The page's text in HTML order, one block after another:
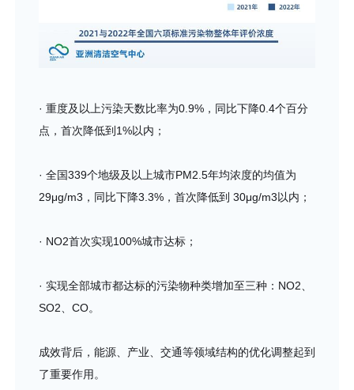
· 重度及以上污染天数比率为0.9%，同比下降0.4个百分
点，首次降低到1%以内；
· 全国339个地级及以上城市PM2.5年均浓度的均值为
29μg/m3，同比下降3.3%，首次降低到 30μg/m3以内；
· NO2首次实现100%城市达标；
· 实现全部城市都达标的污染物种类增加至三种：NO2、
SO2、CO。
成效背后，能源、产业、交通等领域结构的优化调整起到
了重要作用。